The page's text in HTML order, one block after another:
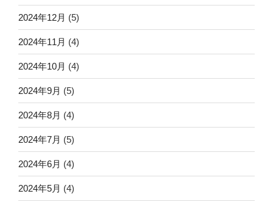
2024年12月 (5)
2024年11月 (4)
2024年10月 (4)
2024年9月 (5)
2024年8月 (4)
2024年7月 (5)
2024年6月 (4)
2024年5月 (4)